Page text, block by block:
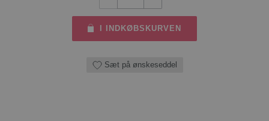
I INDKØBSKURVEN
Sæt på ønskeseddel